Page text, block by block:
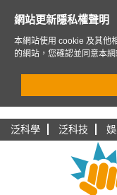
泛科學 泛科技
網站更新隱私權聲明
本網站使用 cookie 及其他
的網站，您確認並同意本